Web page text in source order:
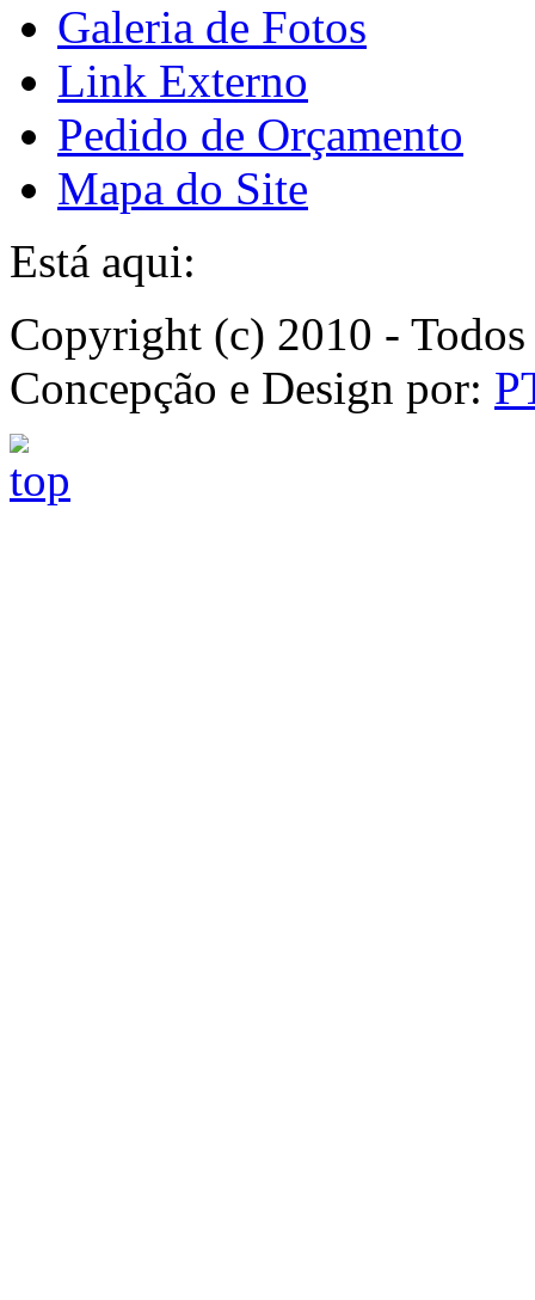
Galeria de Fotos
Link Externo
Pedido de Orçamento
Mapa do Site
Está aqui:
Copyright (c) 2010 -
Concepção e Design por: